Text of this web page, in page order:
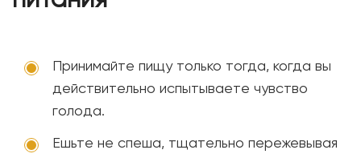
Принимайте пищу только тогда, когда вы
действительно испытываете чувство
голода.
Ешьте не спеша, тщательно пережевывая